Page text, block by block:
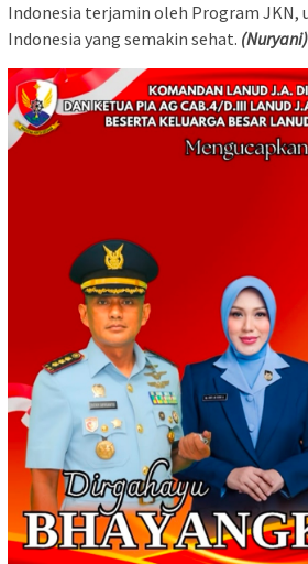
Indonesia terjamin oleh Program JKN,
Indonesia yang semakin sehat. (Nuryani)